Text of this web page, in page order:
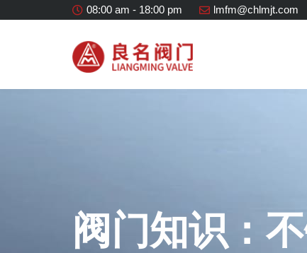
08:00 am - 18:00 pm lmfm@chlmjt.com
阀门知识：